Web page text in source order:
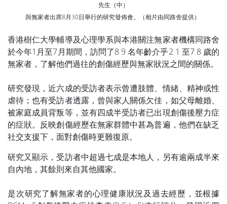
先生（中）
與無家者出席8月30日舉行的研究發佈會。（相片由同路舍提供）
香港樹仁大學輔導及心理學系與本港關注無家者機構同路舍
於今年1月至7月期間，訪問了8 9 名年齡介乎2 1 至7 8 歲的
無家者，了解他們過往的創傷經歷與無家狀況之間的關係。
研究發現，近六成的受訪者表示曾遭肢體、情緒、精神或性
虐待；也有受訪者透露，曾與家人關係欠佳，如父母離婚、
被家庭成員背叛等，並有四成半受訪者已出現創傷後壓力症
的症狀。反映創傷經歷在無家群體中甚為普遍，他們在缺乏
社交支援下，面對創傷時更難復原。
研究又顯示，受訪者中超過七成是本地人，另有逾兩成半來
自內地，其餘則來自其他國家。
是次研究了解無家者的心理健康狀況及過去經歷，並根據